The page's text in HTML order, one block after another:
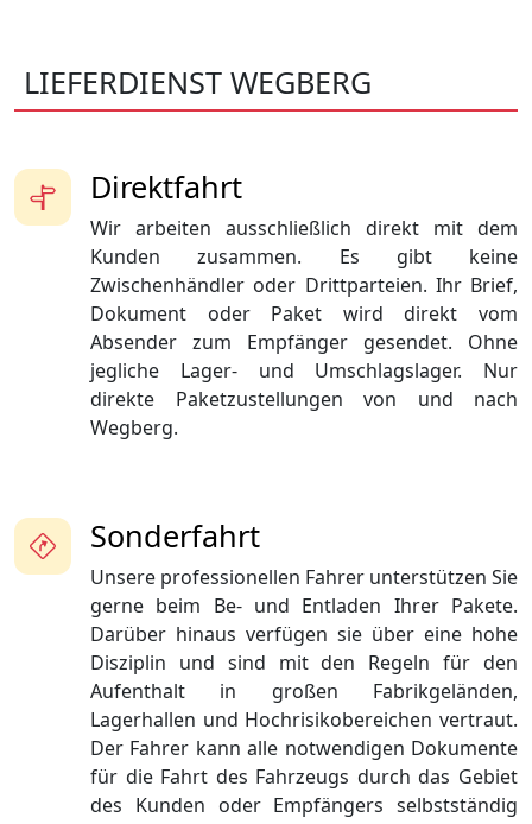
LIEFERDIENST WEGBERG
Sonderfahrt
Unsere professionellen Fahrer unterstützen Sie
gerne beim Be- und Entladen Ihrer Pakete.
Darüber hinaus verfügen sie über eine hohe
Disziplin und sind mit den Regeln für den
Aufenthalt in großen Fabrikgeländen,
Lagerhallen und Hochrisikobereichen vertraut.
Der Fahrer kann alle notwendigen Dokumente
für die Fahrt des Fahrzeugs durch das Gebiet
des Kunden oder Empfängers selbstständig
Direktfahrt
Wir arbeiten ausschließlich direkt mit dem
Kunden zusammen. Es gibt keine
Zwischenhändler oder Drittparteien. Ihr Brief,
Dokument oder Paket wird direkt vom
Absender zum Empfänger gesendet. Ohne
jegliche Lager- und Umschlagslager. Nur
direkte Paketzustellungen von und nach
Wegberg.